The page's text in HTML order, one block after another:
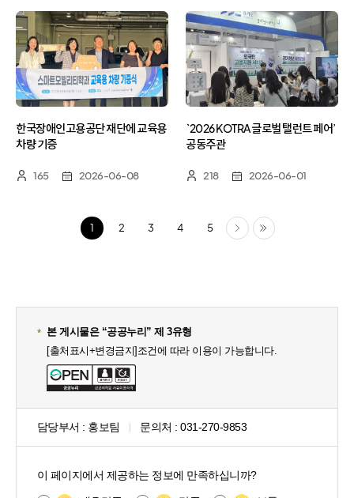
한국장애인고용공단 재단에 교육용
차량 기증
165 2026-06-08
`2026 KOTRA 글로벌 탤런트 페어’
공동주관
218 2026-06-01
1 2 3 4 5 다음 마지막
본 게시물은 “공공누리” 제 3유형
[출처표시+변경금지]조건에 따라 이용이 가능합니다.
담당부서 : 홍보팀 문의처 : 031-270-9853
이 페이지에서 제공하는 정보에 만족하십니까?